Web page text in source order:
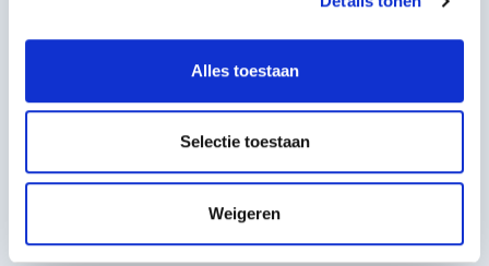
Alles toestaan
Selectie toestaan
Weigeren